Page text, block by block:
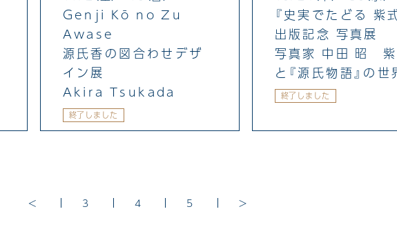
Genji Kō no Zu
Awase
源氏香の図合わせデザ
イン展
Akira Tsukada
終了しました
『史実でたどる 紫
出版記念 写真展
写真家 中田 昭 紫
と『源氏物語』の世
終了しました
< 3 4 5 >